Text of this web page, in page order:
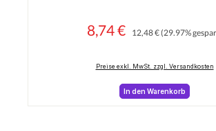
Verkaufspreis:
8,74 € 12,48 €(29.97%
Preise exkl. MwSt. zzgl. Versandkosten
In den Warenkorb